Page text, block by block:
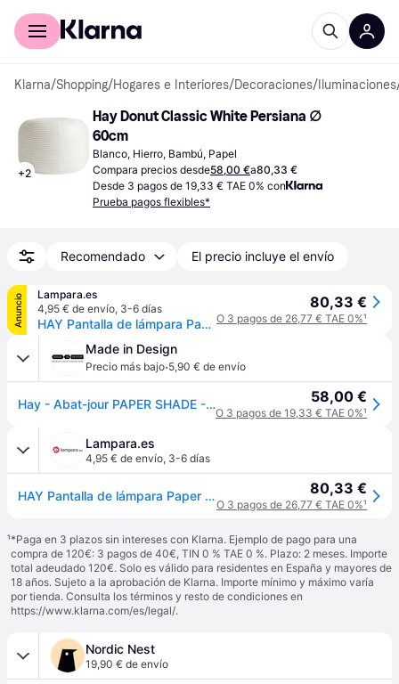
Comprar con Klarna
Klarna/Shopping/Hogares e Interiores/Decoraciones/ Iluminaciones
+2
Hay Donut Classic White Persiana ∅
60cm
Blanco, Hierro, Bambú, Papel
Compara precios desde58,00 €a80,33 €
Desde 3 pagos de 19,33 € TAE 0% con
Prueba pagos flexibles*
Recomendado El precio incluye el envío
Anuncio
Lampara.es
4,95 € de envío, 3-6 días
HAY Pantalla de lámpara Paper Shade Donut, Ø 60 cm – sin juego cables Donut, Blanco / Ópalo, Salón / Comedor, Papel / Lunolit / Lunopal, Nórdico
80,33 €
O 3 pagos de 26,77 € TAE 0%¹
Made in Design
Precio más bajo·5,90 € de envío
Hay - Abat-jour PAPER SHADE - Blanc - Bambou 58,00 €
O 3 pagos de 19,33 € TAE 0%¹
Lampara.es
4,95 € de envío, 3-6 días
HAY Pantalla de lámpara Paper Shade Donut, Ø 60 cm – sin juego cables Donut, Blanco / Ópalo, Salón / Comedor, Papel / Lunolit / Lunopal, Nórdico 80,33 €
O 3 pagos de 26,77 € TAE 0%¹
¹*Paga en 3 plazos sin intereses con Klarna. Ejemplo de pago para una
compra de 120€: 3 pagos de 40€, TIN 0 % TAE 0 %. Plazo: 2 meses. Importe
total adeudado 120€. Solo es válido para residentes en España y mayores de
18 años. Sujeto a la aprobación de Klarna. Importe mínimo y máximo varía
por tienda. Consulta los términos y resto de condiciones en
https://www.klarna.com/es/legal/.
Nordic Nest
19,90 € de envío